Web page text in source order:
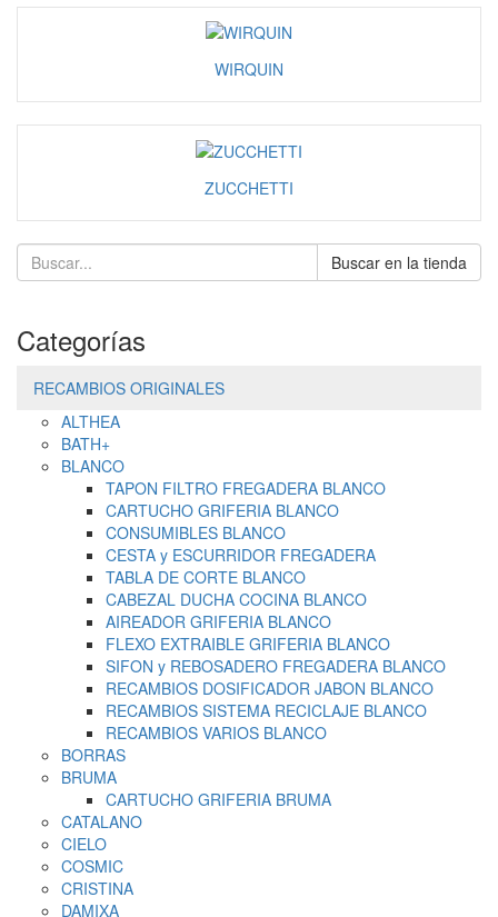
WIRQUIN
ZUCCHETTI
Buscar en la tienda
Categorías
RECAMBIOS ORIGINALES
ALTHEA
BATH+
BLANCO
TAPON FILTRO FREGADERA BLANCO
CARTUCHO GRIFERIA BLANCO
CONSUMIBLES BLANCO
CESTA y ESCURRIDOR FREGADERA
TABLA DE CORTE BLANCO
CABEZAL DUCHA COCINA BLANCO
AIREADOR GRIFERIA BLANCO
FLEXO EXTRAIBLE GRIFERIA BLANCO
SIFON y REBOSADERO FREGADERA BLANCO
RECAMBIOS DOSIFICADOR JABON BLANCO
RECAMBIOS SISTEMA RECICLAJE BLANCO
RECAMBIOS VARIOS BLANCO
BORRAS
BRUMA
CARTUCHO GRIFERIA BRUMA
CATALANO
CIELO
COSMIC
CRISTINA
DAMIXA